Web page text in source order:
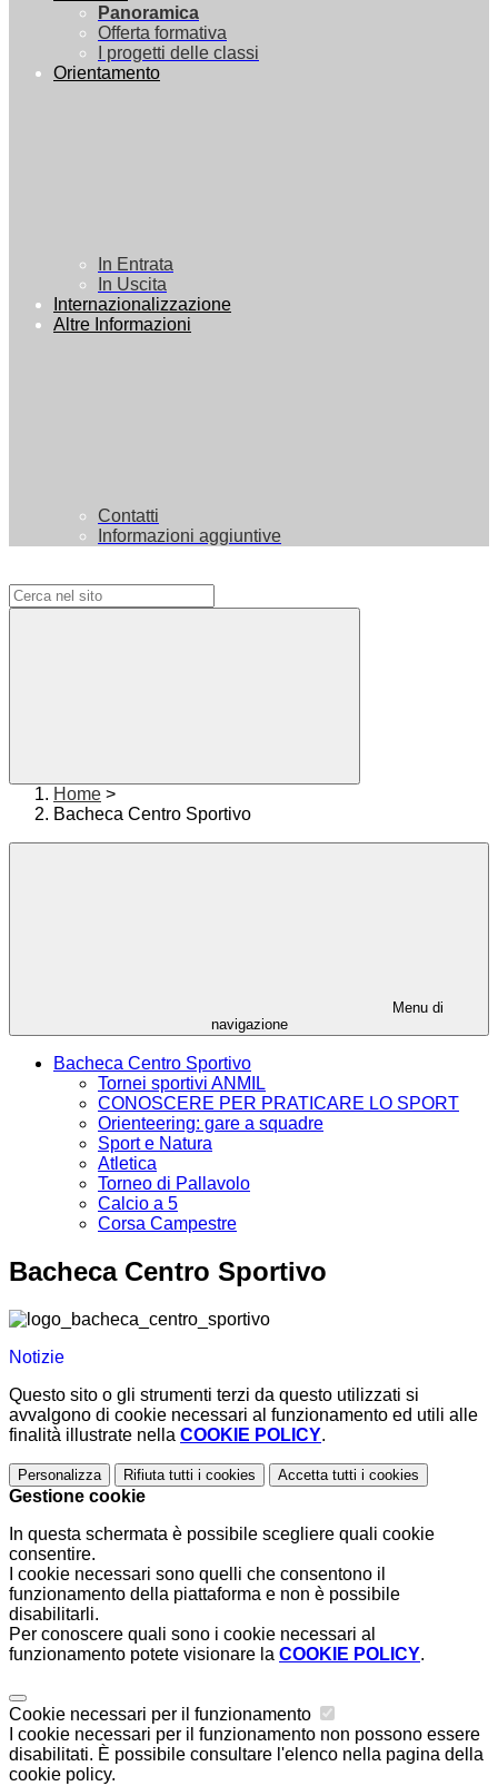
Panoramica
Offerta formativa
I progetti delle classi
Orientamento
In Entrata
In Uscita
Internazionalizzazione
Altre Informazioni
Contatti
Informazioni aggiuntive
Home >
Bacheca Centro Sportivo
Menu di
navigazione
Bacheca Centro Sportivo
Tornei sportivi ANMIL
CONOSCERE PER PRATICARE LO SPORT
Orienteering: gare a squadre
Sport e Natura
Atletica
Torneo di Pallavolo
Calcio a 5
Corsa Campestre
Bacheca Centro Sportivo
Notizie
Questo sito o gli strumenti terzi da questo utilizzati si
avvalgono di cookie necessari al funzionamento ed utili alle
finalità illustrate nella COOKIE POLICY.
Personalizza Rifiuta tutti i cookies Accetta tutti i cookies
Gestione cookie
In questa schermata è possibile scegliere quali cookie
consentire.
I cookie necessari sono quelli che consentono il
funzionamento della piattaforma e non è possibile
disabilitarli.
Per conoscere quali sono i cookie necessari al
funzionamento potete visionare la COOKIE POLICY.
Cookie necessari per il funzionamento
I cookie necessari per il funzionamento non possono essere
disabilitati. È possibile consultare l'elenco nella pagina della
cookie policy.